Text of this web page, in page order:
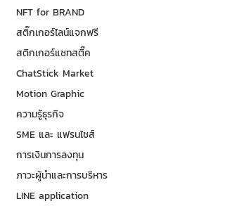
NFT for BRAND
สติ๊กเกอร์ไลน์แจกฟรี
สติกเกอร์แชทสติ๊ค
ChatStick Market
Motion Graphic
ความรู้ธุรกิจ
SME และ แฟรนไชส์
การเงินการลงทุน
ภาวะผู้นำและการบริหาร
LINE application